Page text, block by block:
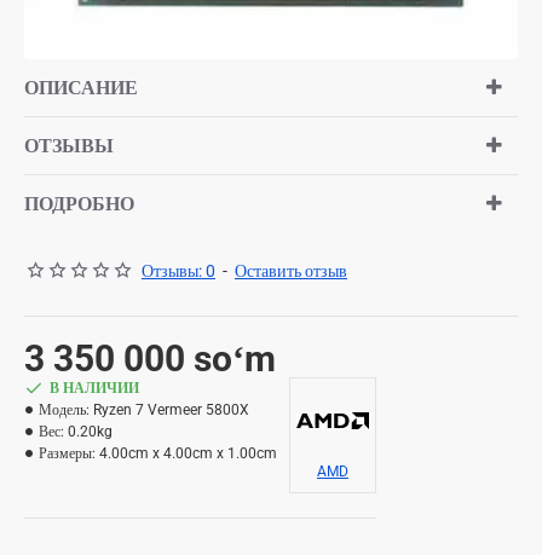
ОПИСАНИЕ
ОТЗЫВЫ
ПОДРОБНО
Отзывы: 0 - Оставить отзыв
3 350 000 soʻm
В НАЛИЧИИ
Модель: Ryzen 7 Vermeer 5800X
Вес: 0.20kg
Размеры: 4.00cm x 4.00cm x 1.00cm
AMD